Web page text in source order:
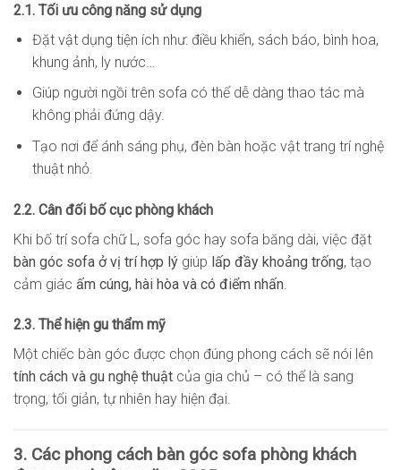
2.1. Tối ưu công năng sử dụng
Đặt vật dụng tiện ích như: điều khiển, sách báo, bình hoa,
khung ảnh, ly nước…
Giúp người ngồi trên sofa có thể dễ dàng thao tác mà
không phải đứng dậy.
Tạo nơi để ánh sáng phụ, đèn bàn hoặc vật trang trí nghệ
thuật nhỏ.
2.2. Cân đối bố cục phòng khách
Khi bố trí sofa chữ L, sofa góc hay sofa băng dài, việc đặt
bàn góc sofa ở vị trí hợp lý giúp lấp đầy khoảng trống, tạo
cảm giác ấm cúng, hài hòa và có điểm nhấn
2.3. Thể hiện gu thẩm mỹ
Một chiếc bàn góc được chọn đúng phong cách sẽ nói lên
tính cách và gu nghệ thuật của gia chủ – có thể là sang
trọng, tối giản, tự nhiên hay hiện đại.
3. Các phong cách bàn góc sofa phòng khách